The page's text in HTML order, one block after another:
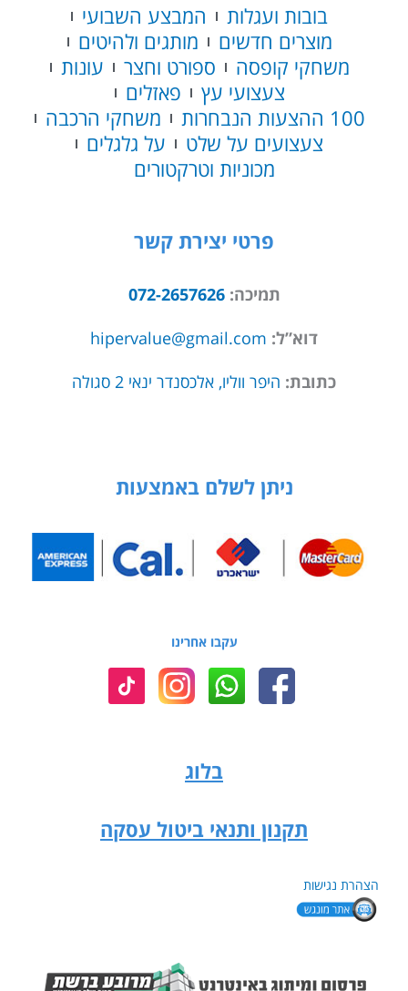
בובות ועגלות
המבצע השבועי
מוצרים חדשים
מותגים ולהיטים
משחקי קופסה
ספורט וחצר
עונות
צעצועי עץ
פאזלים
100 ההצעות הנבחרות
משחקי הרכבה
צעצועים על שלט
על גלגלים
מכוניות וטרקטורים
פרטי יצירת קשר
תמיכה:072-2657626
דוא”ל: hipervalue@gmail.com
כתובת: היפר ווליו, אלכסנדר ינאי 2 סגולה
ניתן לשלם באמצעות
עקבו אחרינו
בלוג
תקנון ותנאי ביטול עסקה
הצהרת נגישות